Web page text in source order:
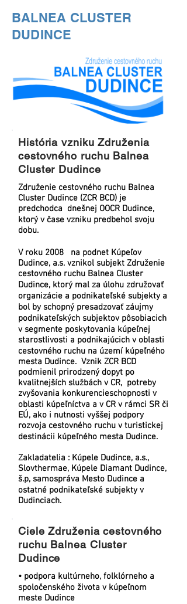
BALNEA CLUSTER
DUDINCE
História vzniku Združenia
cestovného ruchu Balnea
Cluster Dudince
Združenie cestovného ruchu Balnea
Cluster Dudince (ZCR BCD) je
predchodca dnešnej OOCR Dudince,
ktorý v čase vzniku predbehol svoju
dobu.
V roku 2008 na podnet Kúpeľov
Dudince, a.s. vznikol subjekt Združenie
cestovného ruchu Balnea Cluster
Dudince, ktorý mal za úlohu združovať
organizácie a podnikateľské subjekty a
bol by schopný presadzovať záujmy
podnikateľských subjektov pôsobiacich
v segmente poskytovania kúpeľnej
starostlivosti a podnikajúcich v oblasti
cestovného ruchu na území kúpeľného
mesta Dudince. Vznik ZCR BCD
podmienil prirodzený dopyt po
kvalitnejších službách v CR, potreby
zvyšovania konkurencieschopnosti v
oblasti kúpeľníctva a v CR v rámci SR či
EÚ, ako i nutnosti vyššej podpory
rozvoja cestovného ruchu v turistickej
destinácii kúpeľného mesta Dudince.
Zakladatelia : Kúpele Dudince, a.s.,
Slovthermae, Kúpele Diamant Dudince,
š.p, samospráva Mesto Dudince a
ostatné podnikateľské subjekty v
Dudinciach.
Ciele Združenia cestovného
ruchu Balnea Cluster
Dudince
• podpora kultúrneho, folklórneho a
spoločenského života v kúpeľnom
meste Dudince